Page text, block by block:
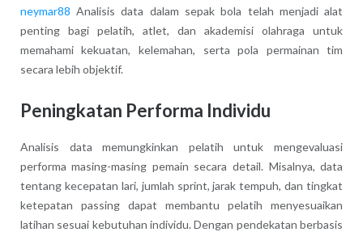
neymar88 Analisis data dalam sepak bola telah menjadi alat
penting bagi pelatih, atlet, dan akademisi olahraga untuk
memahami kekuatan, kelemahan, serta pola permainan tim
secara lebih objektif.
Peningkatan Performa Individu
Analisis data memungkinkan pelatih untuk mengevaluasi
performa masing-masing pemain secara detail. Misalnya, data
tentang kecepatan lari, jumlah sprint, jarak tempuh, dan tingkat
ketepatan passing dapat membantu pelatih menyesuaikan
latihan sesuai kebutuhan individu. Dengan pendekatan berbasis